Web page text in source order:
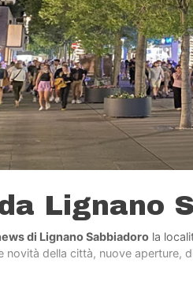
Lignano
di Lignano Sabbiadoro la
della città, nuove